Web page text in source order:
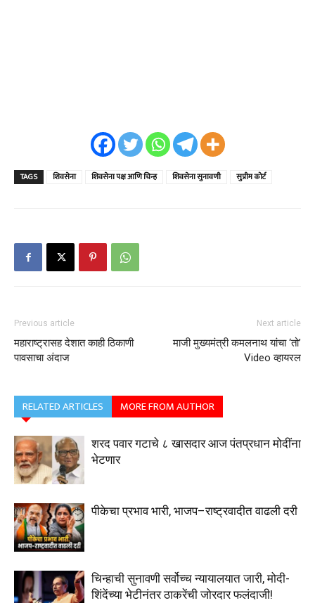
TAGS शिवसेना शिवसेना पक्ष आणि चिन्ह शिवसेना सुनावणी सुप्रीम कोर्ट
Previous article
महाराष्ट्रासह देशात काही ठिकाणी
पावसाचा अंदाज
Next article
माजी मुख्यमंत्री कमलनाथ यांचा ‘तो’
Video व्हायरल
RELATED ARTICLES MORE FROM AUTHOR
शरद पवार गटाचे ८ खासदार आज पंतप्रधान मोदींना
भेटणार
पीकेचा प्रभाव भारी, भाजप–राष्ट्रवादीत वाढली दरी
चिन्हाची सुनावणी सर्वोच्च न्यायालयात जारी, मोदी-
शिंदेंच्या भेटीनंतर ठाकरेंची जोरदार फलंदाजी!